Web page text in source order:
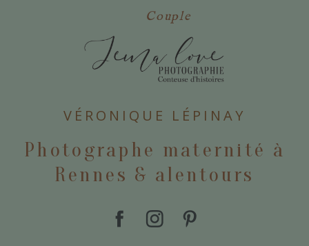
Couple
VÉRONIQUE LÉPINAY
Photographe maternité à
Rennes & alentours